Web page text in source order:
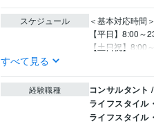
スケジュール
＜基本対応時間＞
【平日】8:00～
すべて見る
経験職種 コンサルタント
ライフスタイル
ライフスタイル